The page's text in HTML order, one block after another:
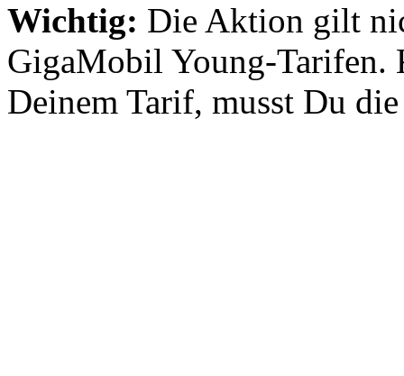
Wichtig: Die Aktion gilt
GigaMobil Young-Tarifen.
Deinem Tarif, musst Du